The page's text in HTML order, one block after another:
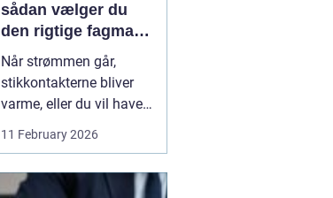
sådan vælger du
den rigtige fagmand
til din el-opgave
Når strømmen går,
stikkontakterne bliver
varme, eller du vil have
ny belysning i hjemmet,
bliver valget af elektriker
Mange søger
efter en
11 February 2026